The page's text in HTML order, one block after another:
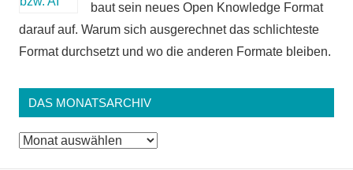
baut sein neues Open Knowledge Format
darauf auf. Warum sich ausgerechnet das schlichteste
Format durchsetzt und wo die anderen Formate bleiben.
DAS MONATSARCHIV
Das